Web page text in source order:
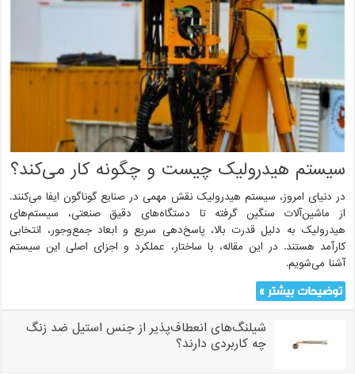
سیستم هیدرولیک چیست و چگونه کار می‌کند؟
در دنیای امروز، سیستم هیدرولیک نقش مهمی در صنایع گوناگون ایفا می‌کنند.
از ماشین‌آلات سنگین گرفته تا دستگاه‌های دقیق صنعتی، سیستم‌های
هیدرولیک به دلیل قدرت بالا، پاسخ‌دهی سریع و ابعاد جمع‌وجور، انتخابی
کارآمد هستند. در این مقاله، با ساختار، عملکرد و اجزای اصلی این سیستم
آشنا می‌شویم.
توضیحات بیشتر »
شیلنگ‌های انعطاف‌پذیر از جنس استیل ضد زنگ
چه کاربردی دارند؟